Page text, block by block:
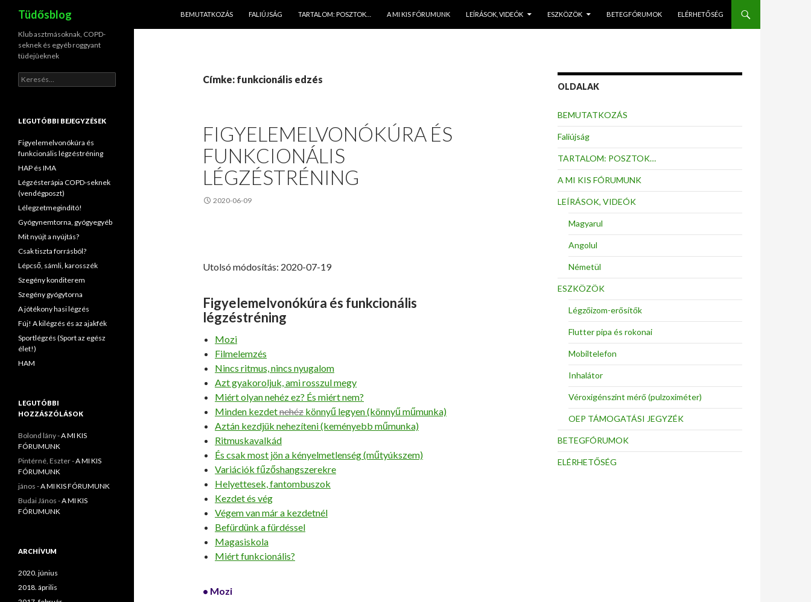
Tüdősblog
BEMUTATKOZÁS
FALIÚJSÁG TARTALOM: POSZTOK… A MI KIS FÓRUMUNK LEÍRÁSOK, VIDEÓK ESZKÖZÖK BETEGFÓRUMOK ELÉRHETŐSÉG
Címke: funkcionális edzés
FIGYELEMELVONÓKÚRA ÉS
FUNKCIONÁLIS
LÉGZÉSTRÉNING
2020-06-09
Utolsó módosítás: 2020-07-19
Figyelemelvonókúra és funkcionális
légzéstréning
Mozi
Filmelemzés
Nincs ritmus, nincs nyugalom
Azt gyakoroljuk, ami rosszul megy
Miért olyan nehéz ez? És miért nem?
Minden kezdetnehéz könnyű legyen (könnyű műmunka)
Aztán kezdjük nehezíteni (keményebb műmunka)
Ritmuskavalkád
És csak most jön a kényelmetlenség (műtyúkszem)
Variációk fűzőshangszerekre
Helyettesek, fantombuszok
Kezdet és vég
Végem van már a kezdetnél
Befürdünk a fürdéssel
Magasiskola
Miért funkcionális?
• Mozi
OLDALAK
BEMUTATKOZÁS
Faliújság
TARTALOM: POSZTOK…
A MI KIS FÓRUMUNK
LEÍRÁSOK, VIDEÓK
Magyarul
Angolul
Németül
ESZKÖZÖK
Légzőizom-erősítők
Flutter pipa és rokonai
Mobiltelefon
Inhalátor
Véroxigénszint mérő (pulzoximéter)
OEP TÁMOGATÁSI JEGYZÉK
BETEGFÓRUMOK
ELÉRHETŐSÉG
Klub asztmásoknak, COPD-
seknek és egyéb roggyant
tüdejûeknek
Keresés:
LEGUTÓBBI BEJEGYZÉSEK
Figyelemelvonókúra és
funkcionális légzéstréning
HAP és IMA
Légzésterápia COPD-seknek
(vendégposzt)
Lélegzetmegindító!
Gyógynemtorna, gyógyegyéb
Mit nyújt a nyújtás?
Csak tiszta forrásból?
Lépcső, sámli, karosszék
Szegény konditerem
Szegény gyógytorna
A jótékony hasi légzés
Fúj! A kilégzés és az ajakfék
Sportlégzés (Sport az egész
élet!)
HAM
LEGUTÓBBI
HOZZÁSZÓLÁSOK
Bolond lány-A MI KIS
FÓRUMUNK
Pintérné, Eszter-A MI KIS
FÓRUMUNK
jános -A MI KIS FÓRUMUNK
Budai János -A MI KIS
FÓRUMUNK
ARCHÍVUM
2020. június
2018. április